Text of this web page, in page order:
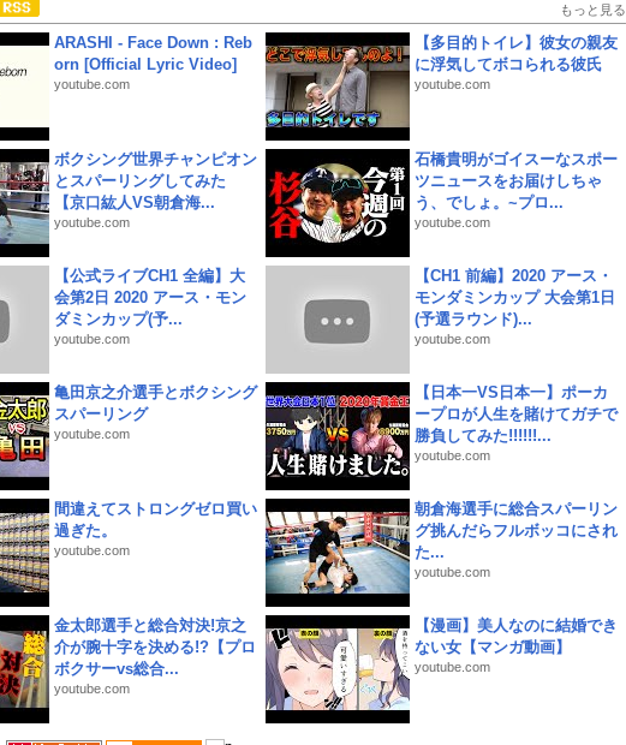
もっと見る
ARASHI - Face Down : Reb
orn [Official Lyric Video]
youtube.com
【多目的トイレ】彼女の親友
に浮気してボコられる彼氏
youtube.com
ボクシング世界チャンピオン
とスパーリングしてみた
【京口紘人VS朝倉海...
youtube.com
石橋貴明がゴイスーなスポー
ツニュースをお届けしちゃ
う、でしょ。~プロ...
youtube.com
【公式ライブCH1 全編】大
会第2日 2020 アース・モン
ダミンカップ(予...
youtube.com
【CH1 前編】2020 アース・
モンダミンカップ 大会第1日
(予選ラウンド)...
youtube.com
亀田京之介選手とボクシング
スパーリング
youtube.com
【日本一VS日本一】ポーカ
ープロが人生を賭けてガチで
勝負してみた!!!!!!...
youtube.com
間違えてストロングゼロ買い
過ぎた。
youtube.com
朝倉海選手に総合スパーリン
グ挑んだらフルボッコにされ
た...
youtube.com
金太郎選手と総合対決!京之
介が腕十字を決める!?【プロ
ボクサーvs総合...
youtube.com
【漫画】美人なのに結婚でき
ない女【マンガ動画】
youtube.com